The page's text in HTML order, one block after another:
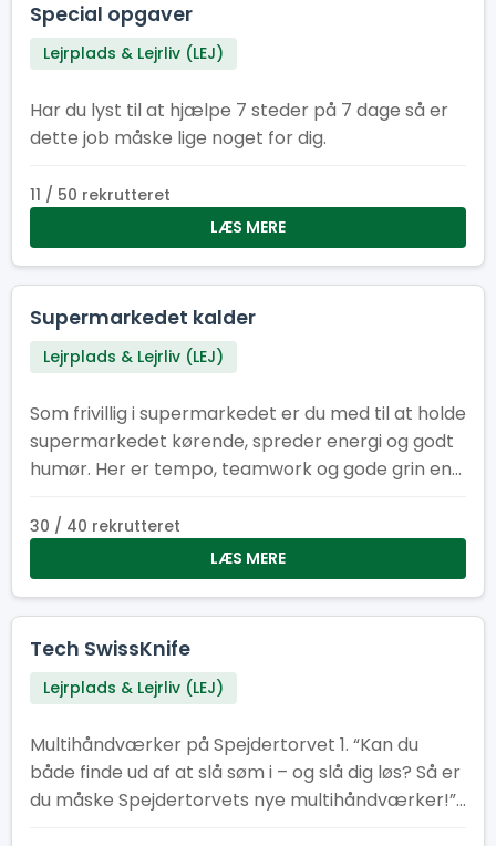
Special opgaver
Lejrplads & Lejrliv (LEJ)
Har du lyst til at hjælpe 7 steder på 7 dage så er
dette job måske lige noget for dig.
11 / 50 rekrutteret
LÆS MERE
Supermarkedet kalder
Lejrplads & Lejrliv (LEJ)
Som frivillig i supermarkedet er du med til at holde
supermarkedet kørende, spreder energi og godt
humør. Her er tempo, teamwork og gode grin en
hylderne er fyldt med energi om formiddagen og
30 / 40 rekrutteret
LÆS MERE
Tech SwissKnife
Lejrplads & Lejrliv (LEJ)
Multihåndværker på Spejdertorvet 1. “Kan du
både finde ud af at slå søm i – og slå dig løs? Så er
du måske Spejdertorvets nye multihåndværker!”